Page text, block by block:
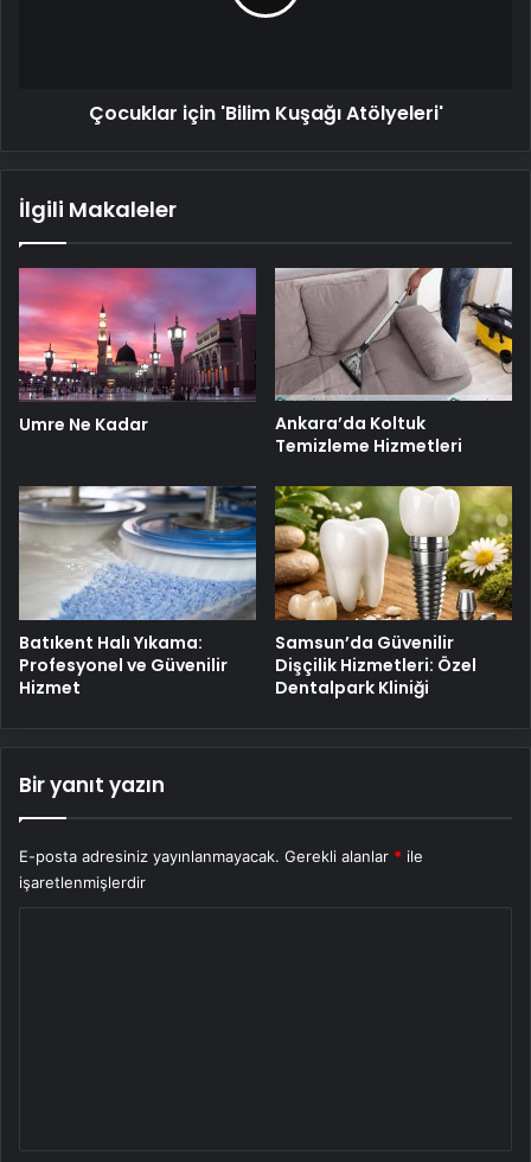
Çocuklar için 'Bilim Kuşağı Atölyeleri'
İlgili Makaleler
Umre Ne Kadar
Ankara’da Koltuk
Temizleme Hizmetleri
Batıkent Halı Yıkama:
Profesyonel ve Güvenilir
Hizmet
Samsun’da Güvenilir
Dişçilik Hizmetleri: Özel
Dentalpark Kliniği
Bir yanıt yazın
E-posta adresiniz yayınlanmayacak. Gerekli alanlar * ile
işaretlenmişlerdir